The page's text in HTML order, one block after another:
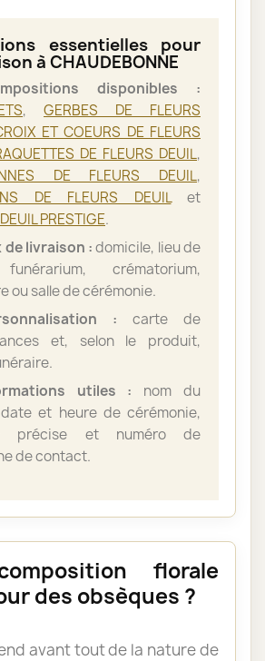
essentielles pour
à CHAUDEBONNE
disponibles :
, GERBES DE FLEURS
ET COEURS DE FLEURS
DE FLEURS DEUIL,
DE FLEURS DEUIL,
DE FLEURS DEUILet
PRESTIGE.
de livraison :domicile, lieu de
crématorium,
ou salle de cérémonie.
: carte de
et, selon le produit,
utiles : nom du
et heure de cérémonie,
précise et numéro de
de contact.
florale
des obsèques ?
avant tout de la nature de